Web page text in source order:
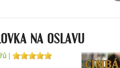
NA OSLAVU
|